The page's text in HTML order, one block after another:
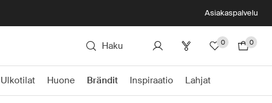
Asiakaspalvelu
Haku 0 0
Ulkotilat Huone Brändit Inspiraatio Lahjat